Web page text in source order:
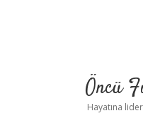
Öncü
Hayatına